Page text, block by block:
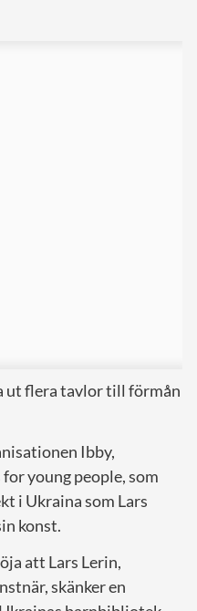
ut flera tavlor till förmån
Ibby,
young people, som
i Ukraina som Lars
konst.
att Lars Lerin,
skänker en